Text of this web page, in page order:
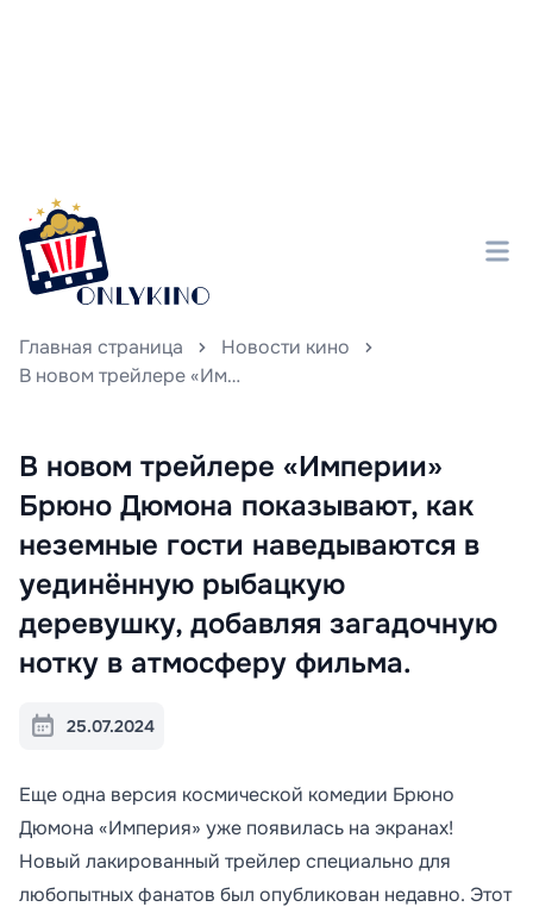
Главная страница
Новости кино
В новом трейлере «Империи» Брюно Дюмона показывают, как неземные гости наведываются в уединённую рыбацкую деревушку, добавляя загадочную нотку в атмосферу фильма.
В новом трейлере «Империи»
Брюно Дюмона показывают, как
неземные гости наведываются в
уединённую рыбацкую
деревушку, добавляя загадочную
нотку в атмосферу фильма.
25.07.2024
Еще одна версия космической комедии Брюно
Дюмона «Империя» уже появилась на экранах!
Новый лакированный трейлер специально для
любопытных фанатов был опубликован недавно. Этот